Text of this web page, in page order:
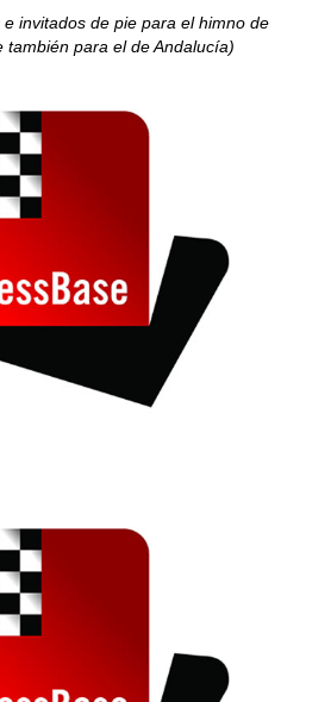
invitados de pie para el himno de
también para el de Andalucía)